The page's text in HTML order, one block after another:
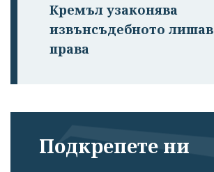
Кремъл узаконява
извънсъдебното
права
Подкрепете ни